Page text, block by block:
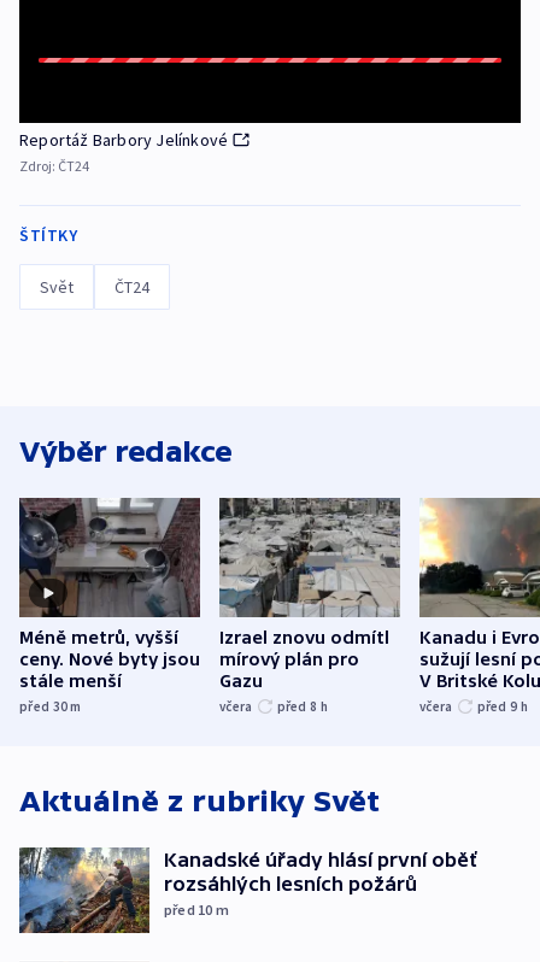
Reportáž Barbory Jelínkové
Zdroj: ČT24
ŠTÍTKY
Svět ČT24
Výběr redakce
Méně metrů, vyšší
ceny. Nové byty jsou
stále menší
před 30m
Izrael znovu odmítl
mírový plán pro
Gazu
včera před 8 h
Kanadu i
sužují lesní
V Britské
evakuovali
včera před 9 h
Aktuálně z rubriky Svět
Kanadské úřady hlásí první oběť
rozsáhlých lesních požárů
před 10 m